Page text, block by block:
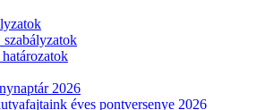
2026
éves pontversenye 2026